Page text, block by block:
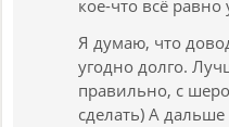
кое-что всё
Я думаю, что
угодно долго.
правильно, с
сделать) А